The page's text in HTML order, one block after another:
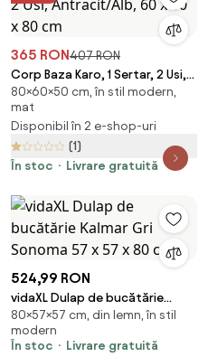
365 RON407 RON
Corp Baza Karo, 1 Sertar, 2 Usi,
Antracit/Alb, 60 x 50 x 80 cm
80×60×50 cm, în stil modern,
mat
Disponibil în 2 e-shop-uri
(1)
În stoc
Livrare gratuită
524,99 RON
vidaXL Dulap de bucătărie
Kalmar Gri Sonoma 57 x 57 x 80
cm
80×57×57 cm, din lemn, în stil
modern
În stoc
Livrare gratuită